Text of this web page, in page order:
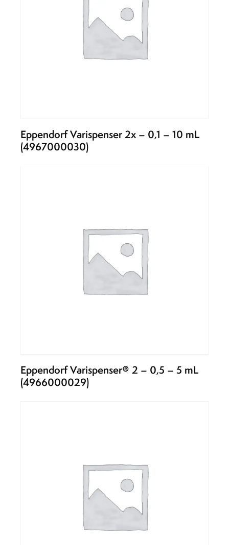
Eppendorf Varispenser 2x – 0,1 – 10 mL
(4967000030)
Eppendorf Varispenser® 2 – 0,5 – 5 mL
(4966000029)